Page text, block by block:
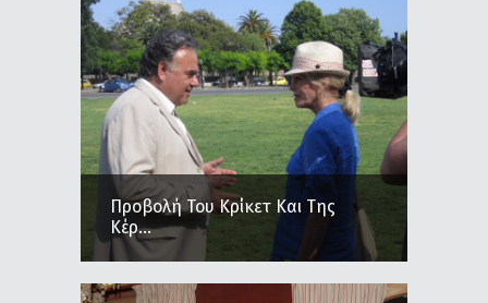
Προβολή Του Κρίκετ Και Της
Κέρ...